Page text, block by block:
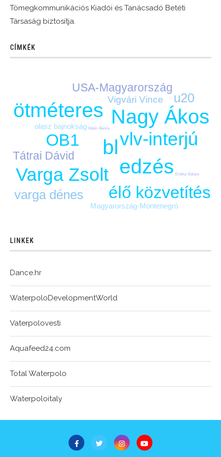
Tömegkommunikációs Kiadói és Tanácsadó Betéti
Társaság biztosítja.
CÍMKÉK
bl
edzés
Nagy Ákos
ötméteres
Varga Zsolt
vlv-interjú
OB1
élő közvetítés
u20
varga dénes
Tátrai Dávid
USA-Magyarország
Vigvári Vince
Magyarország-Montenegró
olasz bajnokság Bátori Bence
Erdélyi Balázs
LINKEK
Dance.hr
WaterpoloDevelopmentWorld
Vaterpolovesti
Aquafeed24.com
Total Waterpolo
Waterpoloitaly